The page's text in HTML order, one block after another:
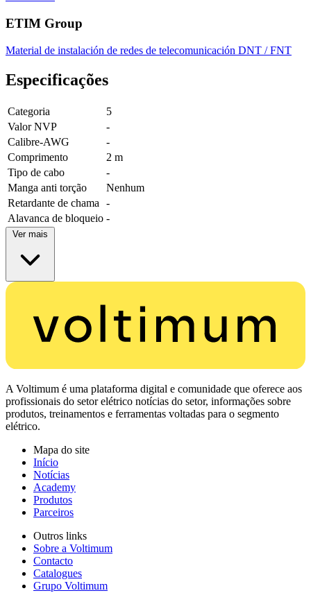
ETIM Group
Material de instalación de redes de telecomunicación DNT / FNT
Especificações
Categoria
5
Valor NVP
-
Calibre-AWG
-
Comprimento
2 m
Tipo de cabo
-
Manga anti torção
Nenhum
Retardante de chama
-
Alavanca de bloqueio -
Ver mais
A Voltimum é uma plataforma digital e comunidade que oferece aos
profissionais do setor elétrico notícias do setor, informações sobre
produtos, treinamentos e ferramentas voltadas para o segmento
elétrico.
Mapa do site
Início
Notícias
Academy
Produtos
Parceiros
Outros links
Sobre a Voltimum
Contacto
Catalogues
Grupo Voltimum